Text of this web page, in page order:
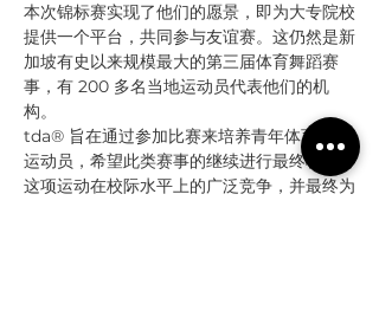
本次锦标赛实现了他们的愿景，即为大专院校
提供一个平台，共同参与友谊赛。这仍然是新
加坡有史以来规模最大的第三届体育舞蹈赛
事，有 200 多名当地运动员代表他们的机
构。
tda® 旨在通过参加比赛来培养青年体育舞蹈
运动员，希望此类赛事的继续进行最终将提升
这项运动在校际水平上的广泛竞争，并最终为